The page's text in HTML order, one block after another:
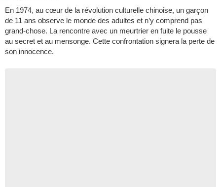
En 1974, au cœur de la révolution culturelle chinoise, un garçon
de 11 ans observe le monde des adultes et n’y comprend pas
grand-chose. La rencontre avec un meurtrier en fuite le pousse
au secret et au mensonge. Cette confrontation signera la perte de
son innocence.